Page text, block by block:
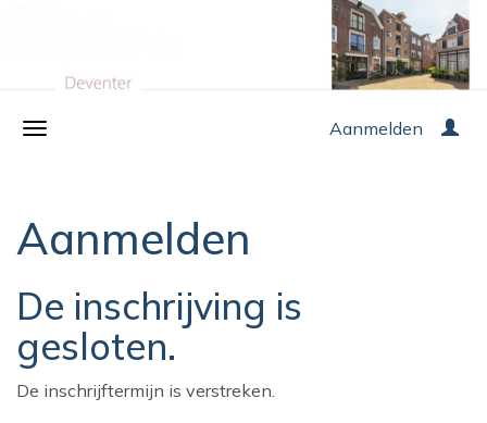
Aanmelden
Aanmelden
De inschrijving is
gesloten.
De inschrijftermijn is verstreken.